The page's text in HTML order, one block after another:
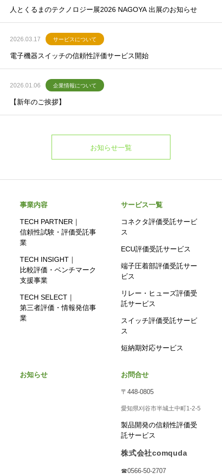
人とくるまのテクノロジー展2026 NAGOYA 出展のお知らせ
2026.03.17 サービスについて
電子機器スイッチの信頼性評価サービス開始
2026.01.06 企業情報について
【新年のご挨拶】
お知らせ一覧
事業内容
TECH PARTNER｜
信頼性試験・評価受託事
業
TECH INSIGHT｜
比較評価・ベンチマーク
支援事業
TECH SELECT｜
第三者評価・情報発信事
業
サービス一覧
コネクタ評価受託サービ
ス
ECU評価受託サービス
端子圧着部評価受託サー
ビス
リレー・ヒューズ評価受
託サービス
スイッチ評価受託サービ
ス
短納期対応サービス
お知らせ お問合せ
〒448-0805
愛知県刈谷市半城土中町1-2-5
製品開発の信頼性評価受
託サービス
株式会社comquda
☎0566-50-2707